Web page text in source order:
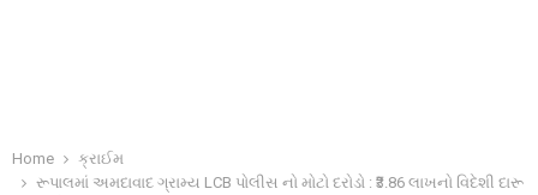
Home
ક્રાઈમ
રૂપાલમાં અમદાવાદ ગ્રામ્ય LCB પોલીસ નો મોટો દરોડો : ₹3.86 લાખનો વિદેશી દારૂ